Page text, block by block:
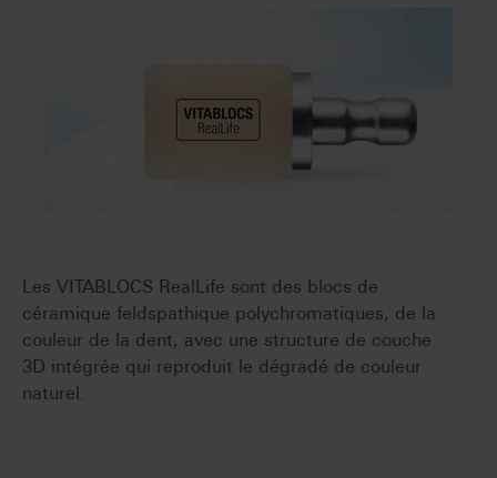
Les VITABLOCS RealLife sont des blocs de
céramique feldspathique polychromatiques, de la
couleur de la dent, avec une structure de couche
3D intégrée qui reproduit le dégradé de couleur
naturel.